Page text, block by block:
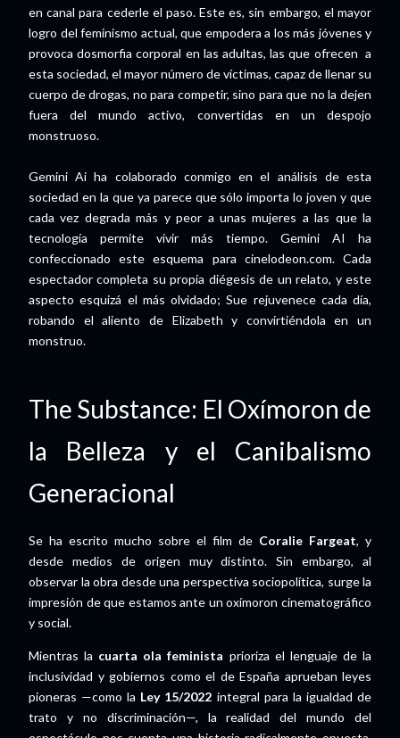
en canal para cederle el paso. Este es, sin embargo, el mayor
logro del feminismo actual, que empodera a los más jóvenes y
provoca dosmorfia corporal en las adultas, las que ofrecen a
esta sociedad, el mayor número de víctimas, capaz de llenar su
cuerpo de drogas, no para competir, sino para que no la dejen
fuera del mundo activo, convertidas en un despojo
monstruoso.
Gemini Ai ha colaborado conmigo en el análisis de esta
sociedad en la que ya parece que sólo importa lo joven y que
cada vez degrada más y peor a unas mujeres a las que la
tecnología permite vivir más tiempo. Gemini AI ha
confeccionado este esquema para cinelodeon.com. Cada
espectador completa su propia diégesis de un relato, y este
aspecto esquizá el más olvidado; Sue rejuvenece cada día,
robando el aliento de Elizabeth y convirtiéndola en un
monstruo.
The Substance: El Oxímoron de
la Belleza y el Canibalismo
Generacional
Se ha escrito mucho sobre el film de Coralie Fargeat, y
desde medios de origen muy distinto. Sin embargo, al
observar la obra desde una perspectiva sociopolítica, surge la
impresión de que estamos ante un oxímoron cinematográfico
y social.
Mientras la cuarta ola feminista prioriza el lenguaje de la
inclusividad y gobiernos como el de España aprueban leyes
pioneras —como la Ley 15/2022 integral para la igualdad de
trato y no discriminación—, la realidad del mundo del